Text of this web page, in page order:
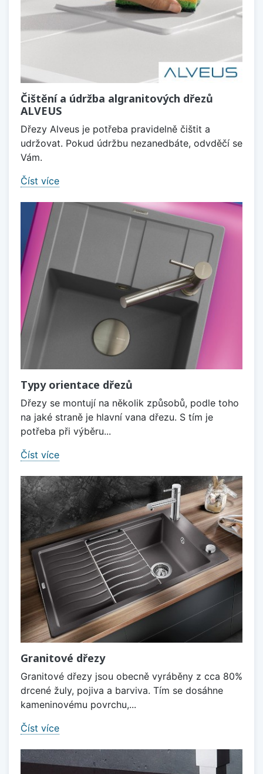
Čištění a údržba algranitových dřezů
ALVEUS
Dřezy Alveus je potřeba pravidelně čištit a
udržovat. Pokud údržbu nezanedbáte, odvděčí se
Vám.
Číst více
Typy orientace dřezů
Dřezy se montují na několik způsobů, podle toho
na jaké straně je hlavní vana dřezu. S tím je
potřeba při výběru...
Číst více
Granitové dřezy
Granitové dřezy jsou obecně vyráběny z cca 80%
drcené žuly, pojiva a barviva. Tím se dosáhne
kameninovému povrchu,...
Číst více